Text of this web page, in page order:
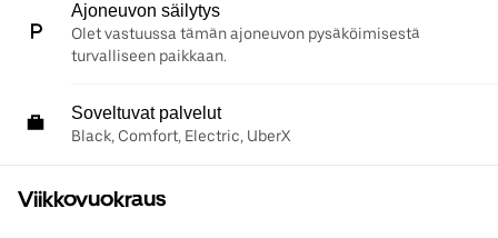
Ajoneuvon säilytys
Olet vastuussa tämän ajoneuvon pysäköimisestä
turvalliseen paikkaan.
Soveltuvat palvelut
Black, Comfort, Electric, UberX
Viikkovuokraus